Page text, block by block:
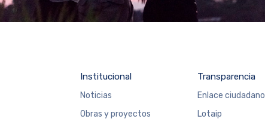
Institucional
Noticias
Obras y proyectos
Transparencia
Enlace ciudadano
Lotaip